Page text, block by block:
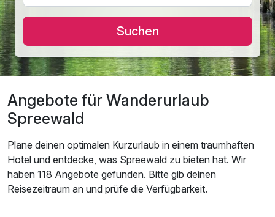
Suchen
Angebote für Wanderurlaub
Spreewald
Plane deinen optimalen Kurzurlaub in einem traumhaften
Hotel und entdecke, was Spreewald zu bieten hat. Wir
haben 118 Angebote gefunden. Bitte gib deinen
Reisezeitraum an und prüfe die Verfügbarkeit.